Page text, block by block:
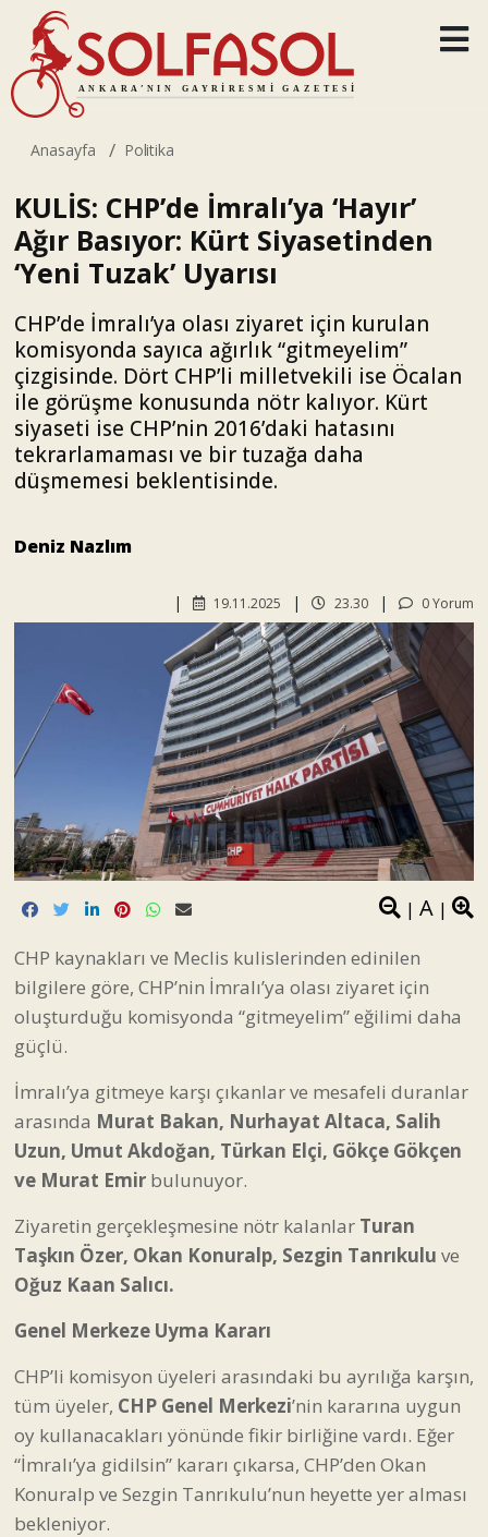
Anasayfa Politika
KULİS: CHP’de İmralı’ya ‘Hayır’
Ağır Basıyor: Kürt Siyasetinden
‘Yeni Tuzak’ Uyarısı
CHP’de İmralı’ya olası ziyaret için kurulan
komisyonda sayıca ağırlık “gitmeyelim”
çizgisinde. Dört CHP’li milletvekili ise Öcalan
ile görüşme konusunda nötr kalıyor. Kürt
siyaseti ise CHP’nin 2016’daki hatasını
tekrarlamaması ve bir tuzağa daha
düşmemesi beklentisinde.
Deniz Nazlım
0 Yorum
23.30
19.11.2025
| A |
CHP kaynakları ve Meclis kulislerinden edinilen
bilgilere göre, CHP’nin İmralı’ya olası ziyaret için
oluşturduğu komisyonda “gitmeyelim” eğilimi daha
güçlü.
İmralı’ya gitmeye karşı çıkanlar ve mesafeli duranlar
arasında Murat Bakan, Nurhayat Altaca, Salih
Uzun, Umut Akdoğan, Türkan Elçi, Gökçe Gökçen
ve Murat Emir bulunuyor.
Ziyaretin gerçekleşmesine nötr kalanlar Turan
Taşkın Özer, Okan Konuralp, Sezgin Tanrıkulu ve
Oğuz Kaan Salıcı.
Genel Merkeze Uyma Kararı
CHP’li komisyon üyeleri arasındaki bu ayrılığa karşın,
tüm üyeler, CHP Genel Merkezi’nin kararına uygun
oy kullanacakları yönünde fikir birliğine vardı. Eğer
“İmralı’ya gidilsin” kararı çıkarsa, CHP’den Okan
Konuralp ve Sezgin Tanrıkulu’nun heyette yer alması
bekleniyor.